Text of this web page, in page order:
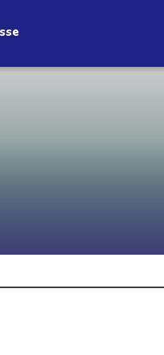
notre